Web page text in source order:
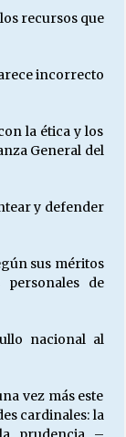
recursos que
incorrecto
la ética y los
General del
y defender
sus méritos
de
nacional al
vez más este
cardinales: la